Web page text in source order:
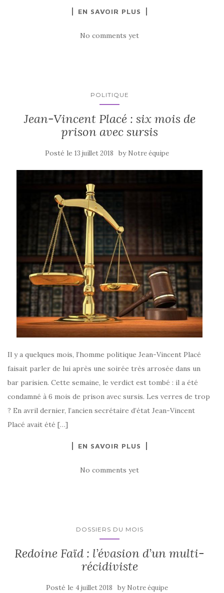
EN SAVOIR PLUS
No comments yet
POLITIQUE
Jean-Vincent Placé : six mois de
prison avec sursis
Posté le 13 juillet 2018 by Notre équipe
Il y a quelques mois, l’homme politique Jean-Vincent Placé
faisait parler de lui après une soirée très arrosée dans un
bar parisien. Cette semaine, le verdict est tombé : il a été
condamné à 6 mois de prison avec sursis. Les verres de trop
? En avril dernier, l’ancien secrétaire d’état Jean-Vincent
Placé avait été […]
EN SAVOIR PLUS
No comments yet
DOSSIERS DU MOIS
Redoine Faïd : l’évasion d’un multi-
récidiviste
Posté le 4 juillet 2018 by Notre équipe